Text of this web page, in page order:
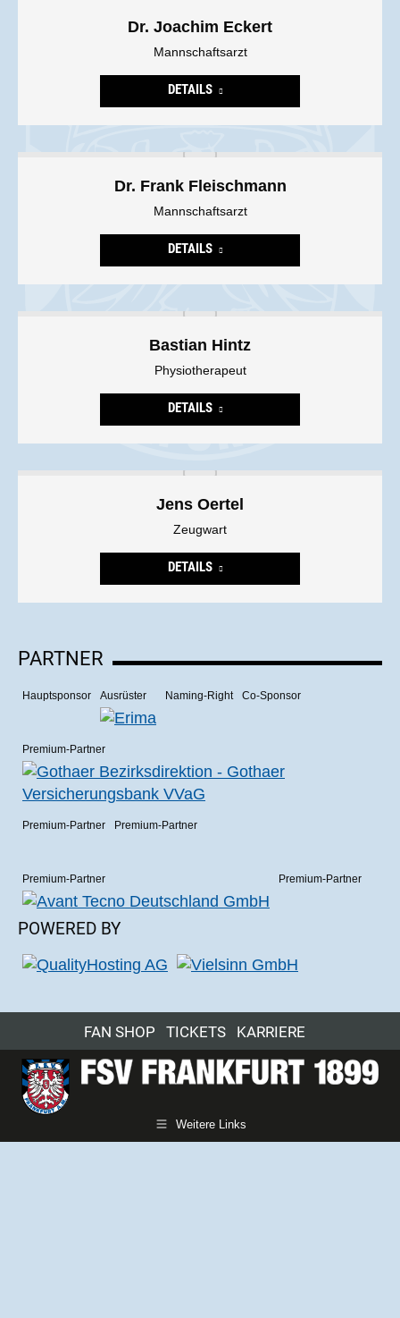
Dr. Joachim Eckert
Mannschaftsarzt
DETAILS
Dr. Frank Fleischmann
Mannschaftsarzt
DETAILS
Bastian Hintz
Physiotherapeut
DETAILS
Jens Oertel
Zeugwart
DETAILS
PARTNER
Hauptsponsor Ausrüster Naming-Right Co-Sponsor
Premium-Partner
Premium-Partner Premium-Partner
Premium-Partner Premium-Partner
POWERED BY
FAN SHOP TICKETS KARRIERE
Weitere Links